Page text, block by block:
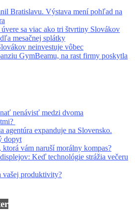
Bratislavu. Výstava mení pohľad na
sa viac ako tri štvrtiny Slovákov
mesačnej splátky
neinvestuje vôbec
GymBeamu, na rast firmy poskytla
nenávisť medzi dvoma
agentúra expanduje na Slovensko.
dopyt
vám naruší morálny kompas?
Keď technológie strážia večeru
vašej produktivity?